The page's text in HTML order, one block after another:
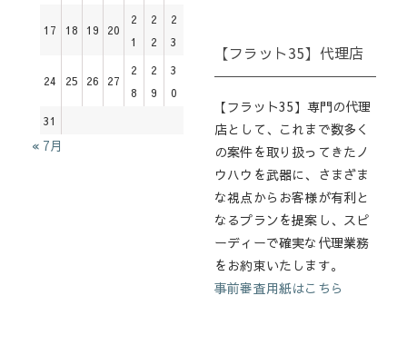
17 18 19 20
2
1
2
2
2
3
24 25 26 27
2
8
2
9
3
0
31
« 7月
【フラット35】代理店
【フラット35】専門の代理
店として、これまで数多く
の案件を取り扱ってきたノ
ウハウを武器に、さまざま
な視点からお客様が有利と
なるプランを提案し、スピ
ーディーで確実な代理業務
をお約束いたします。
事前審査用紙はこちら